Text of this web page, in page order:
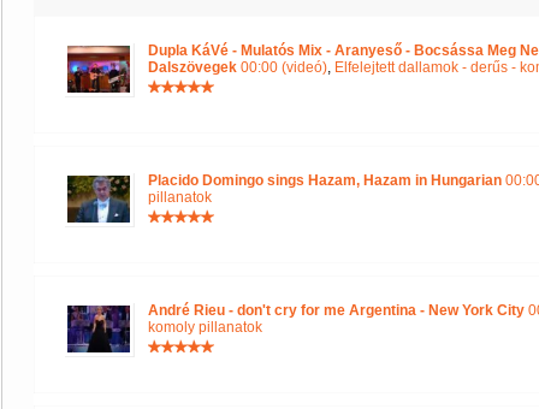
Dupla KáVé - Mulatós Mix - Aranyeső - Bocsássa Meg
Dalszövegek 00:00 (videó), Elfelejtett dallamok - derűs -
Placido Domingo sings Hazam, Hazam in Hungarian
pillanatok
André Rieu - don't cry for me Argentina - New York City
komoly pillanatok